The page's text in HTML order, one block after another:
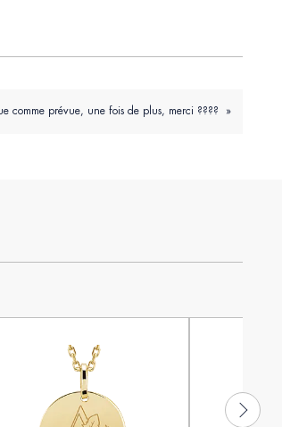
comme prévue, une fois de plus, merci ???? »